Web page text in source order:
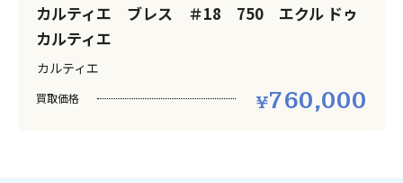
カルティエ ブレス ＃18 750 エクル ドゥ
カルティエ
カルティエ
買取価格 760,000